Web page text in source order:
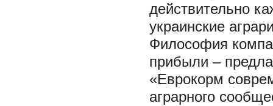
действительно
украинские
Философия
прибыли –
«Еврокорм
аграрного